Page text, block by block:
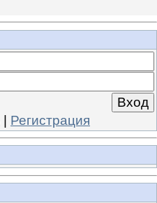
| Регистрация